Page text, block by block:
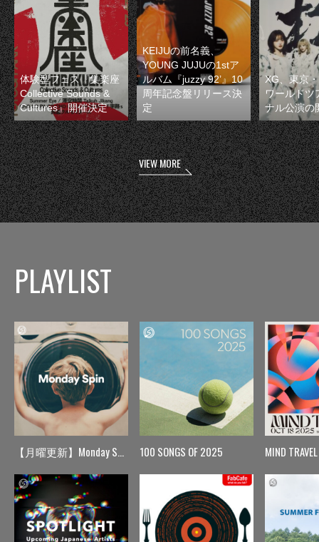
体験型フェス『集楽座
Collective Sounds &
Cultures』開催決定
KEIJUの前名義、
YOUNG JUJUの1stア
ルバム『juzzy 92’』10
周年記念盤リリース決
定
XG、東京
ワールドツ
ナル公演の
VIEW MORE
PLAYLIST
【月曜更新】Monday Spin 100 SONGS OF 2025 MIND TRAVEL